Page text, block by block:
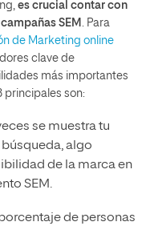
es crucial contar con
SEM . Para
de Marketing online
clave de
más importantes
principales son:
se muestra tu
algo
de la marca en
SEM.
de personas